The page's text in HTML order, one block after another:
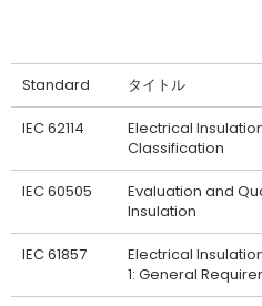
Standard タイトル
IEC 62114
Electrical
Classification
IEC 60505
Evaluation and
Insulation
IEC 61857
Electrical
1: General